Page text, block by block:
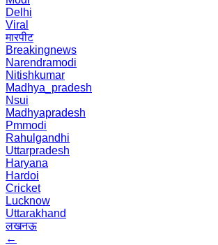
Delhi
Viral
मारपीट
Breakingnews
Narendramodi
Nitishkumar
Madhya_pradesh
Nsui
Madhyapradesh
Pmmodi
Rahulgandhi
Uttarpradesh
Haryana
Hardoi
Cricket
Lucknow
Uttarakhand
लखनऊ
←